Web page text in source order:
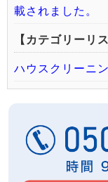
載されました。
【カテゴリーリ
ハウスクリーニ